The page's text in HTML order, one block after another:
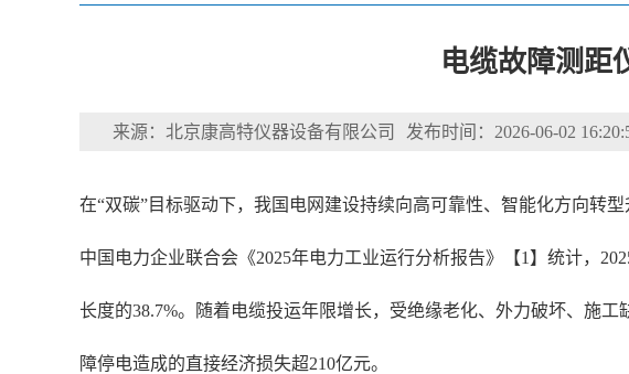
电缆故障测距
来源：北京康高特仪器设备有限公司 发布时间：2026-06-02
在“双碳”目标驱动下，我国电网建设持续向高可靠性、智能化方向转
中国电力企业联合会《2025年电力工业运行分析报告》【1】统计，
长度的38.7%。随着电缆投运年限增长，受绝缘老化、外力破坏、施
障停电造成的直接经济损失超210亿元。